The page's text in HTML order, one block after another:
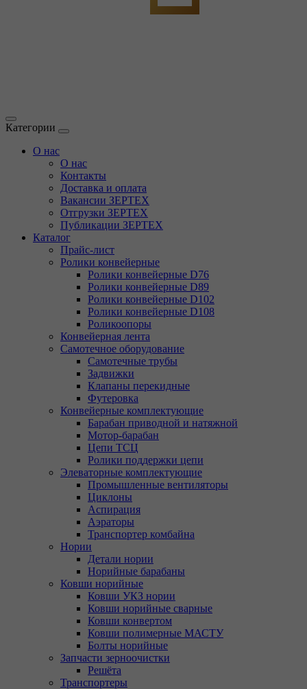
Категории
О нас
О нас
Контакты
Доставка и оплата
Вакансии ЗЕРТЕХ
Отгрузки ЗЕРТЕХ
Публикации ЗЕРТЕХ
Каталог
Прайс-лист
Ролики конвейерные
Ролики конвейерные D76
Ролики конвейерные D89
Ролики конвейерные D102
Ролики конвейерные D108
Роликоопоры
Конвейерная лента
Самотечное оборудование
Самотечные трубы
Задвижки
Клапаны перекидные
Футеровка
Конвейерные комплектующие
Барабан приводной и натяжной
Мотор-барабан
Цепи ТСЦ
Ролики поддержки цепи
Элеваторные комплектующие
Промышленные вентиляторы
Циклоны
Аспирация
Аэраторы
Транспортер комбайна
Нории
Детали нории
Норийные барабаны
Ковши норийные
Ковши УКЗ нории
Ковши норийные сварные
Ковши конвертом
Ковши полимерные МАСТУ
Болты норийные
Запчасти зерноочистки
Решёта
Транспортеры